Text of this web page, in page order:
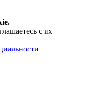
с их
.